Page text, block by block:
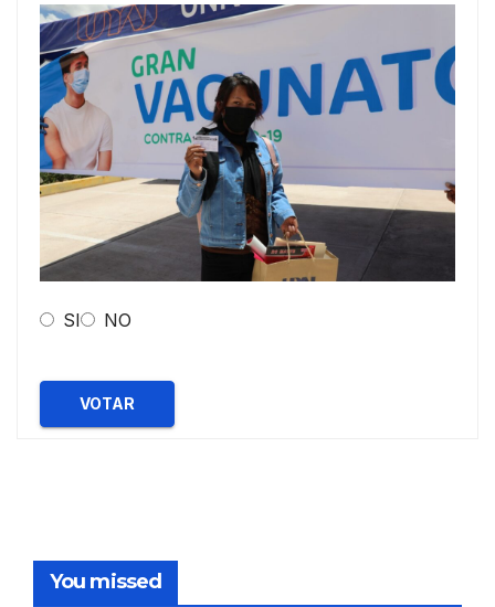
SI NO
VOTAR
You missed